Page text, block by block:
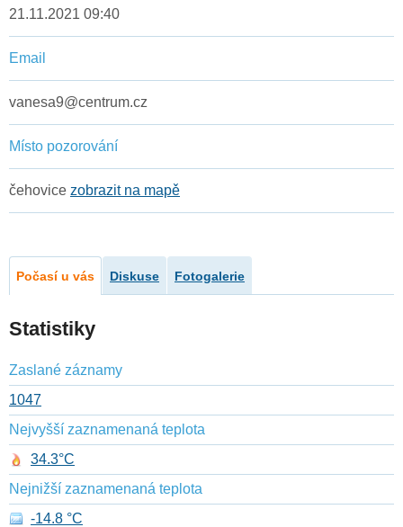
21.11.2021 09:40
Email
vanesa9@centrum.cz
Místo pozorování
čehovice zobrazit na mapě
Počasí u vás Diskuse Fotogalerie
Statistiky
Zaslané záznamy
1047
Nejvyšší zaznamenaná teplota
34.3°C
Nejnižší zaznamenaná teplota
-14.8 °C